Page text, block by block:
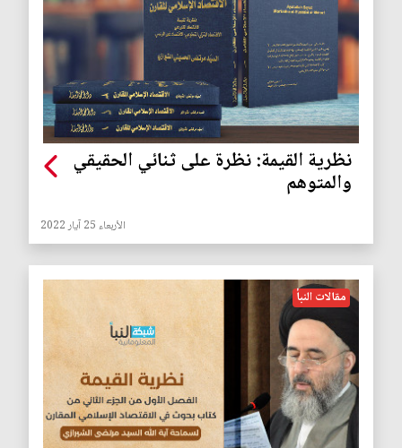
نظرية القيمة: نظرة على ثنائي الحقيقي
والمتوهم
الأربعاء 25 آيار 2022
مقالات النبأ